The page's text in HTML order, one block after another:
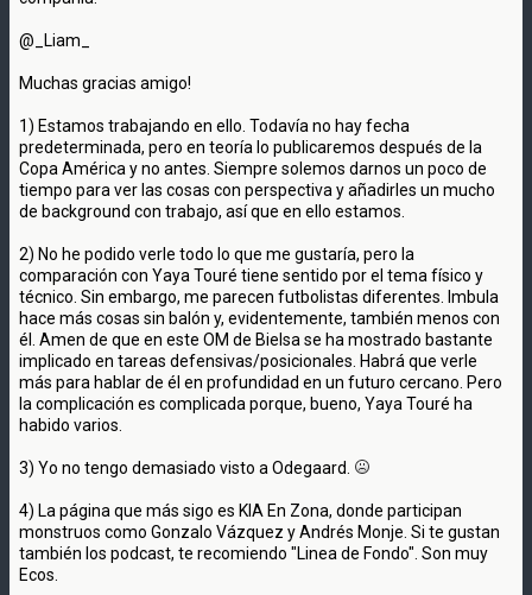
@_Liam_
Muchas gracias amigo!
1) Estamos trabajando en ello. Todavía no hay fecha
predeterminada, pero en teoría lo publicaremos después de la
Copa América y no antes. Siempre solemos darnos un poco de
tiempo para ver las cosas con perspectiva y añadirles un mucho
de background con trabajo, así que en ello estamos.
2) No he podido verle todo lo que me gustaría, pero la
comparación con Yaya Touré tiene sentido por el tema físico y
técnico. Sin embargo, me parecen futbolistas diferentes. Imbula
hace más cosas sin balón y, evidentemente, también menos con
él. Amen de que en este OM de Bielsa se ha mostrado bastante
implicado en tareas defensivas/posicionales. Habrá que verle
más para hablar de él en profundidad en un futuro cercano. Pero
la complicación es complicada porque, bueno, Yaya Touré ha
habido varios.
3) Yo no tengo demasiado visto a Odegaard.
4) La página que más sigo es KIA En Zona, donde participan
monstruos como Gonzalo Vázquez y Andrés Monje. Si te gustan
también los podcast, te recomiendo "Linea de Fondo". Son muy
Ecos.